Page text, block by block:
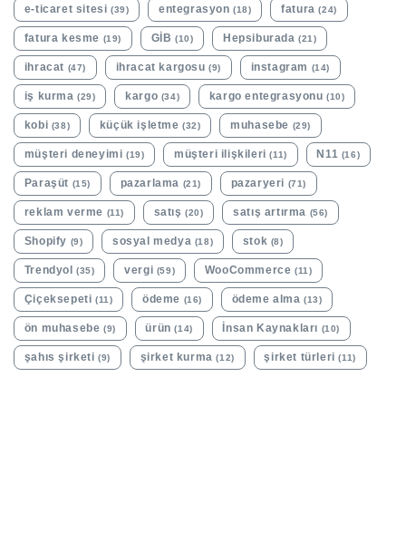
e-ticaret sitesi (39) entegrasyon (18) fatura (24)
fatura kesme (19) GİB (10) Hepsiburada (21)
ihracat (47) ihracat kargosu (9) instagram (14)
iş kurma (29) kargo (34) kargo entegrasyonu (10)
kobi (38) küçük işletme (32) muhasebe (29)
müşteri deneyimi (19) müşteri ilişkileri (11) N11 (16)
Paraşüt (15) pazarlama (21) pazaryeri (71)
reklam verme (11) satış (20) satış artırma (56)
Shopify (9) sosyal medya (18) stok (8)
Trendyol (35) vergi (59) WooCommerce (11)
Çiçeksepeti (11) ödeme (16) ödeme alma (13)
ön muhasebe (9) ürün (14) İnsan Kaynakları (10)
şahıs şirketi (9) şirket kurma (12) şirket türleri (11)